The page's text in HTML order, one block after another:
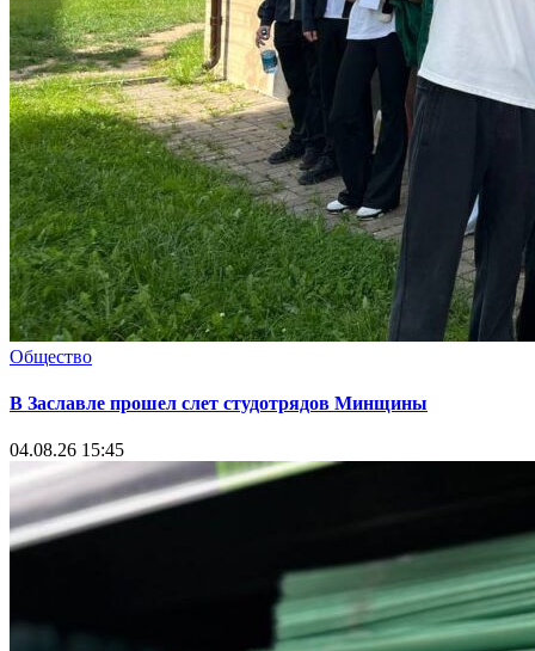
Общество
В Заславле прошел слет студотрядов Минщины
04.08.26 15:45